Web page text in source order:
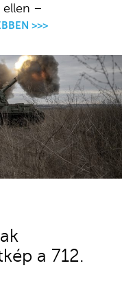
ellen –
>>>
a 712.